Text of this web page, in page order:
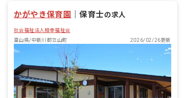
かがやき保育園 ｜保育士の求人
社会福祉法人相幸福祉会
富山県/中新川郡立山町
2026/02/26更新